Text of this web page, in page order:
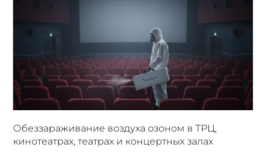
Обеззараживание воздуха озоном в ТРЦ,
кинотеатрах, театрах и концертных залах